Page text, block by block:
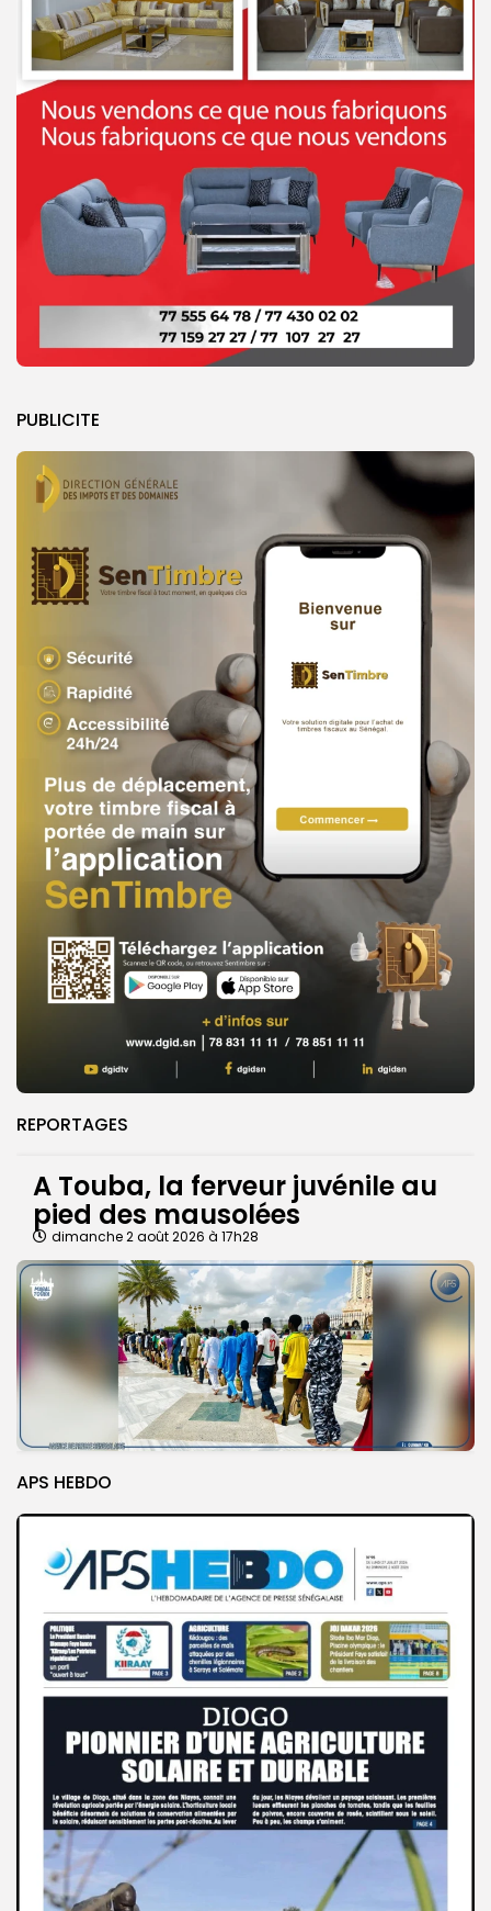
PUBLICITE
REPORTAGES
A Touba, la ferveur juvénile au
pied des mausolées
dimanche 2 août 2026 à 17h28
APS HEBDO